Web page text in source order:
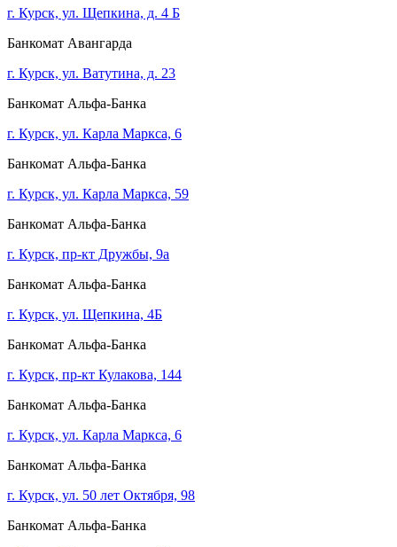
г. Курск, ул. Щепкина, д. 4 Б
Банкомат Авангарда
г. Курск, ул. Ватутина, д. 23
Банкомат Альфа-Банка
г. Курск, ул. Карла Маркса, 6
Банкомат Альфа-Банка
г. Курск, ул. Карла Маркса, 59
Банкомат Альфа-Банка
г. Курск, пр-кт Дружбы, 9а
Банкомат Альфа-Банка
г. Курск, ул. Щепкина, 4Б
Банкомат Альфа-Банка
г. Курск, пр-кт Кулакова, 144
Банкомат Альфа-Банка
г. Курск, ул. Карла Маркса, 6
Банкомат Альфа-Банка
г. Курск, ул. 50 лет Октября, 98
Банкомат Альфа-Банка